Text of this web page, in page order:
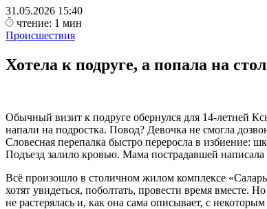
31.05.2026 15:40
чтение: 1 мин
Происшествия
Хотела к подруге, а попала на
Обычный визит к подруге обернулся для 14-летней
напали на подростка. Повод? Девочка не смогла
Словесная перепалка быстро переросла в избиение:
Подъезд залило кровью. Мама пострадавшей
Всё произошло в столичном жилом комплексе
хотят увидеться, поболтать, провести время вместе.
не растерялась и, как она сама описывает, с